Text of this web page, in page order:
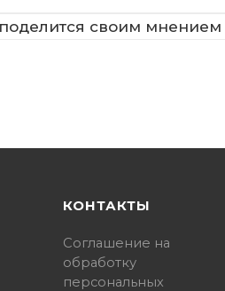
своим мнением
КОНТАКТЫ
Соглашение на
обработку
персональных